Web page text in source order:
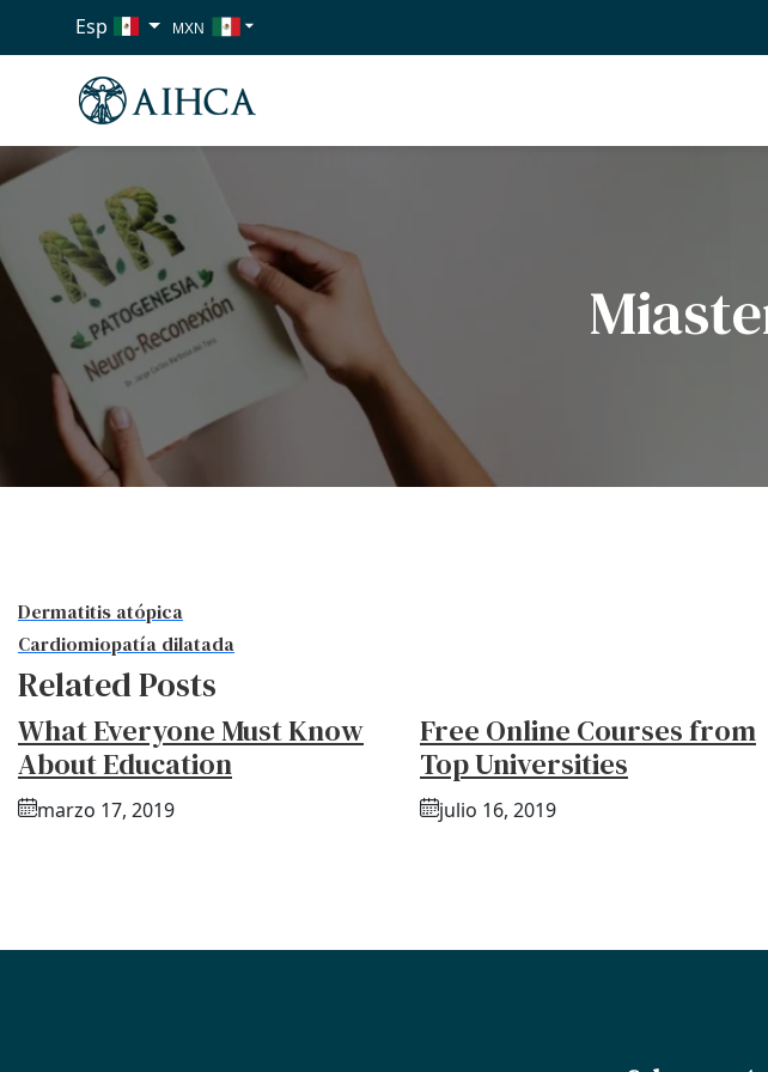
Esp MXN
EUR
Dermatitis atópica
Cardiomiopatía dilatada
Related Posts
What Everyone Must Know
About Education
marzo 17, 2019
Free Online Courses from
Top Universities
julio 16, 2019